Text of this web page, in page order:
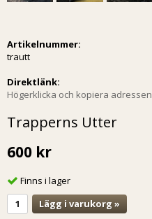
Artikelnummer:
trautt
Direktlänk:
Högerklicka och kopiera adressen
Trapperns Utter
600 kr
Finns i lager
Lägg i varukorg »